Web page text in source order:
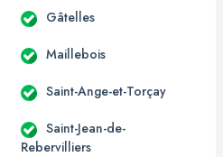
Gâtelles
Maillebois
Saint-Ange-et-Torçay
Saint-Jean-de-
Rebervilliers